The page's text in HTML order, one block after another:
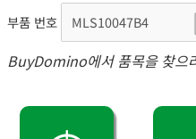
부품 번호
BuyDomino에서 품목을 찾으